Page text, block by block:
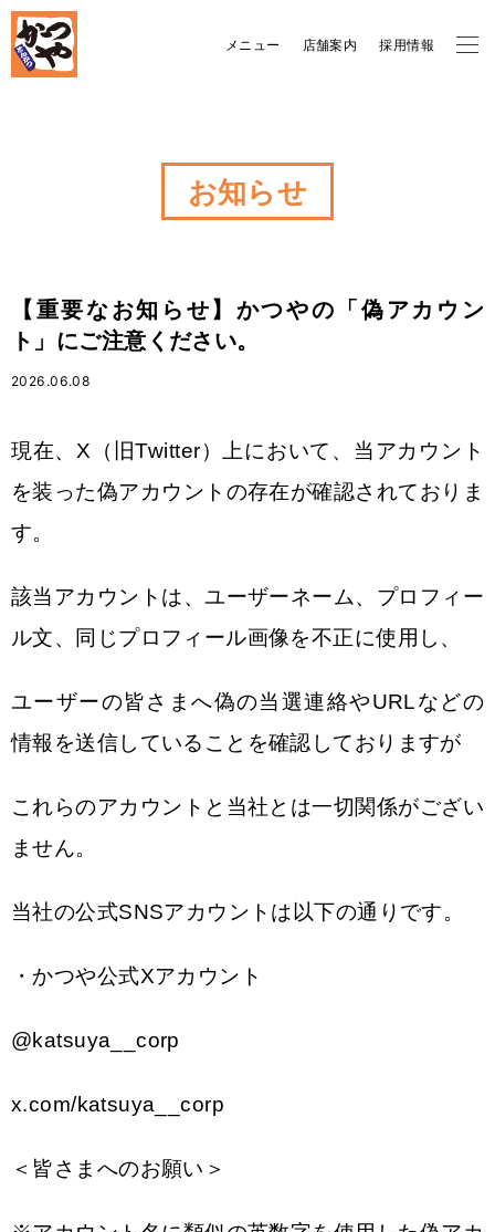
メニュー 店舗案内 採用情報
お知らせ
【重要なお知らせ】かつやの「偽アカウン
ト」にご注意ください。
2026.06.08
現在、X（旧Twitter）上において、当アカウント
を装った偽アカウントの存在が確認されておりま
す。
該当アカウントは、ユーザーネーム、プロフィー
ル文、同じプロフィール画像を不正に使用し、
ユーザーの皆さまへ偽の当選連絡やURLなどの
情報を送信していることを確認しておりますが
これらのアカウントと当社とは一切関係がござい
ません。
当社の公式SNSアカウントは以下の通りです。
・かつや公式Xアカウント
@katsuya__corp
x.com/katsuya__corp
＜皆さまへのお願い＞